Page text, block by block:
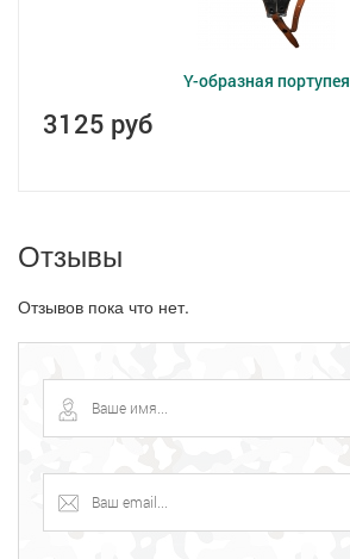
Y-образная портупея
3125 руб
Отзывы
Отзывов пока что нет.